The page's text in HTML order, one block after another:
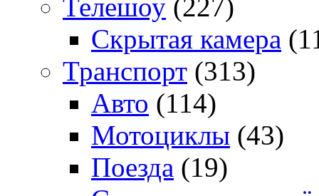
Телешоу (227)
Скрытая камера
Транспорт (313)
Авто (114)
Мотоциклы (43)
Поезда (19)